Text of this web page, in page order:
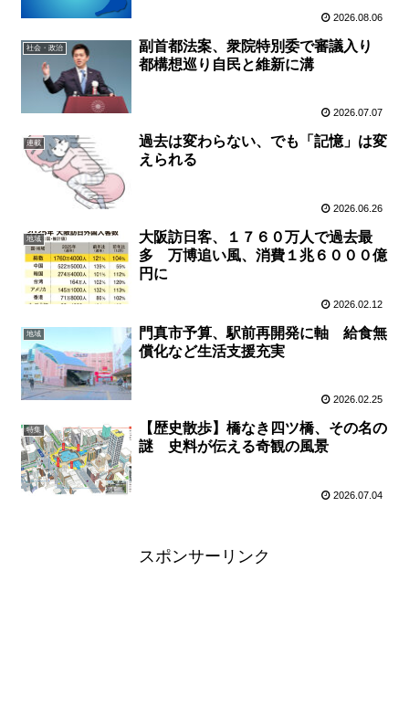
2026.08.06
社会・政治
副首都法案、衆院特別委で審議入り
都構想巡り自民と維新に溝
2026.07.07
連載
過去は変わらない、でも「記憶」は変
えられる
2026.06.26
地域
大阪訪日客、１７６０万人で過去最
多 万博追い風、消費１兆６０００億
円に
2026.02.12
地域
門真市予算、駅前再開発に軸 給食無
償化など生活支援充実
2026.02.25
特集
【歴史散歩】橋なき四ツ橋、その名の
謎 史料が伝える奇観の風景
2026.07.04
スポンサーリンク